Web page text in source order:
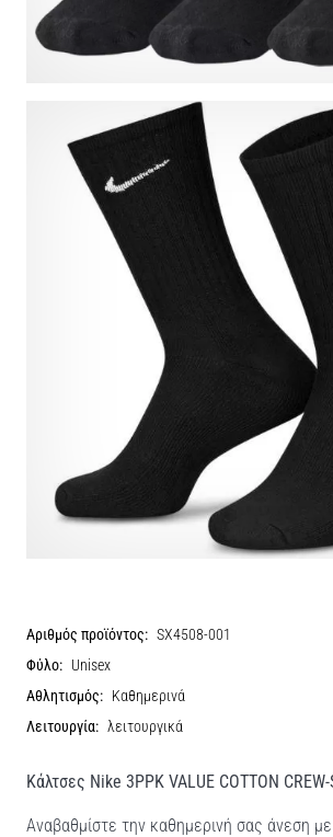
Αριθμός προϊόντος: SX4508-001
Φύλο: Unisex
Αθλητισμός: Καθημερινά
Λειτουργία: λειτουργικά
Κάλτσες Nike 3PPK VALUE COTTON
Αναβαθμίστε την καθημερινή σας άνεση